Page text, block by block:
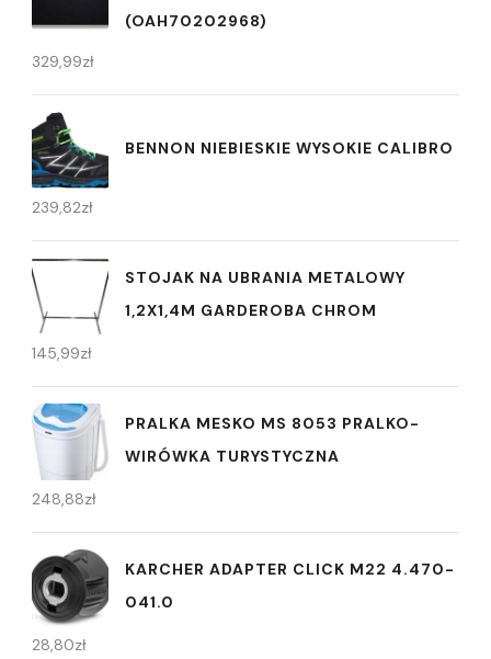
(OAH70202968)
329,99zł
BENNON NIEBIESKIE WYSOKIE CALIBRO
239,82zł
STOJAK NA UBRANIA METALOWY
1,2X1,4M GARDEROBA CHROM
145,99zł
PRALKA MESKO MS 8053 PRALKO-
WIRÓWKA TURYSTYCZNA
248,88zł
KARCHER ADAPTER CLICK M22 4.470-
041.0
28,80zł